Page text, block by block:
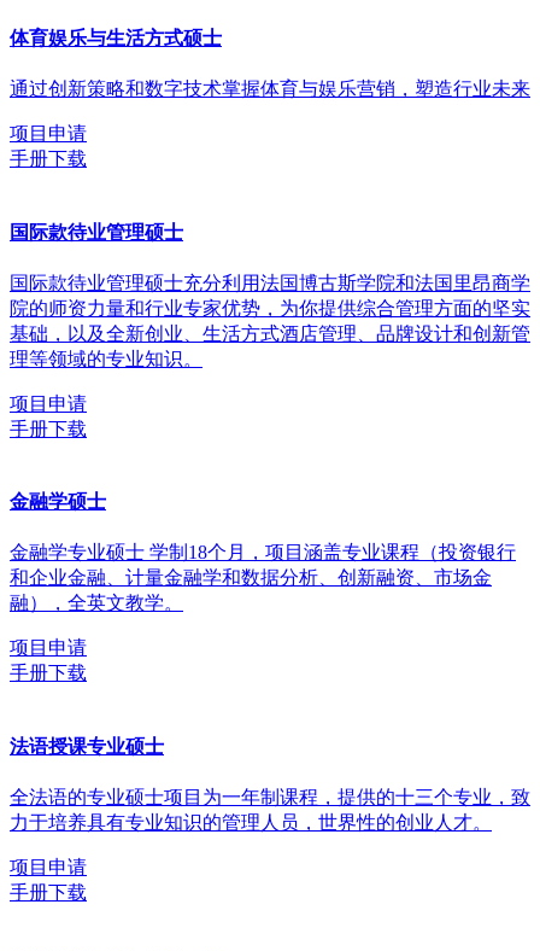
体育娱乐与生活方式硕士
通过创新策略和数字技术掌握体育与娱乐营销，塑造行业未来
项目申请
手册下载
国际款待业管理硕士
国际款待业管理硕士充分利用法国博古斯学院和法国里昂商学
院的师资力量和行业专家优势，为你提供综合管理方面的坚实
基础，以及全新创业、生活方式酒店管理、品牌设计和创新管
理等领域的专业知识。
项目申请
手册下载
金融学硕士
金融学专业硕士 学制18个月，项目涵盖专业课程（投资银行
和企业金融、计量金融学和数据分析、创新融资、市场金
融），全英文教学。
项目申请
手册下载
法语授课专业硕士
全法语的专业硕士项目为一年制课程，提供的十三个专业，致
力于培养具有专业知识的管理人员，世界性的创业人才。
项目申请
手册下载